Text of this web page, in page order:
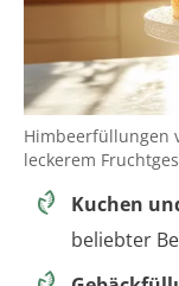
Himbeerfüllungen
leckerem
Kuchen
beliebter